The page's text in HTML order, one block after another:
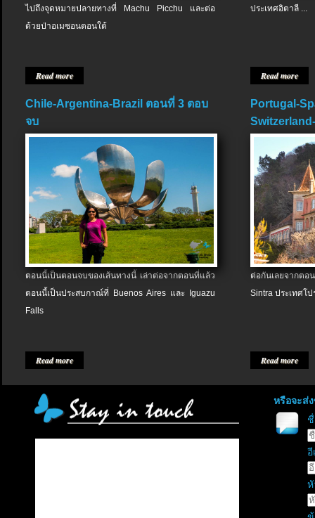
ไปถึงจุดหมายปลายทางที่ Machu Picchu และต่อ
ด้วยป่าอเมซอนตอนใต้
Read more
ประเทศอิตาลี ...
Read more
Chile-Argentina-Brazil ตอนที่ 3 ตอบ
จบ
ตอนนี้เป็นตอนจบของเส้นทางนี้ เล่าต่อจากตอนที่แล้ว
ตอนนี้เป็นประสบกาณ์ที่ Buenos Aires และ Iguazu
Falls
Read more
Portugal-
ต่อกันเลยจากต
Sintra ประเทศโป
Read more
หรือจะส่
อี
หั